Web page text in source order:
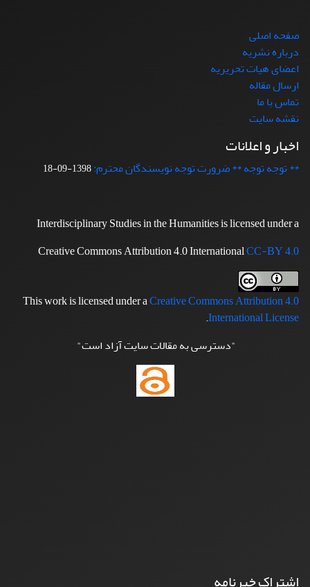
صفحه اصلی
درباره نشریه
اعضای هیات تحریریه
ارسال مقاله
تماس با ما
نقشه سایت
اخبار و اعلانات
** توجه توجه ** ضرورت توجه نویسندگان محترم:1398-09-18
Interdisciplinary Studies in the Humanities is licensed under a
Creative Commons Attribution 4.0 InternationalCC-BY 4.0
This work is licensed under aCreative Commons Attribution 4.0
International License
.
"دسترسی به مقالات سایت آزاد است"